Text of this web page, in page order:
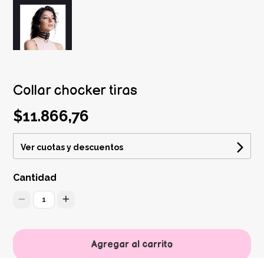
Collar chocker tiras
$11.866,76
Ver cuotas y descuentos
Cantidad
1
Agregar al carrito